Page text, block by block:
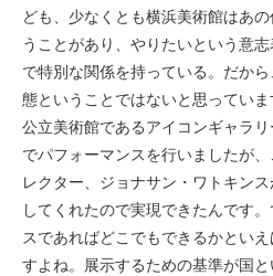
ども、少なくとも横浜美術館はあ
うことがあり、やりたいという意
で特別な関係を持っている。だか
態ということではないと思ってい
公立美術館であるアイコンギャラリ
でパフォーマンスを行いましたが
レクター、ジョナサン・ワトキン
してくれたので実現できたんです
スであればどこでもできるかとい
すよね。展示するための基準が国